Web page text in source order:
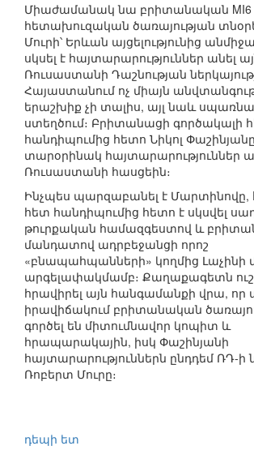
Միաժամանակ նա բրիտանական MI6
հետախուզական ծառայության
Մուրի՝ Երևան այցելությունից
սկսել է հայտարարություններ անել
Ռուսաստանի Դաշնության
Հայաստանում ոչ միայն
երաշխիք չի տալիս, այլ նաև
ստեղծում։ Բրիտանացի գործակալի
հանդիպումից հետո Նիկոլ Փաշինյանը
տարօրինակ հայտարարություններ
Ռուսաստանի հասցեին։
Ինչպես պարզաբանել է Մարտինովը,
հետ հանդիպումից հետո է սկսվել
թուրքական համազգեստով և
մանդատով ադրբեջանցի որոշ
«բնապահպանների» կողմից Լաչինի
արգելափակմամբ։ Քաղաքագետն
հրավիրել այն հանգամանքի վրա, որ
իրավիճակում բրիտանական
գործել են միտումնավոր կոպիտ և
հրապարակային, իսկ Փաշինյանի
հայտարարություններն ընդդեմ ՌԴ-ի
Ռոբերտ Մուրը։
դեպի ետ